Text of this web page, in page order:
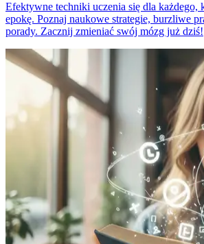
Efektywne techniki uczenia się dla każdego,
epokę. Poznaj naukowe strategie, burzliwe
porady. Zacznij zmieniać swój mózg już dziś!